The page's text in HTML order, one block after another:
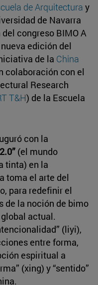
de Arquitectura y
de Navarra
congreso BIMO A
edición del
de la China
colaboración con el
Research
T&H) de la Escuela
con la
(el mundo
tinta) en la
toma el arte del
para redefinir el
de la noción de bimo
actual.
(liyi),
entre forma,
espiritual a
(xing) y “sentido”